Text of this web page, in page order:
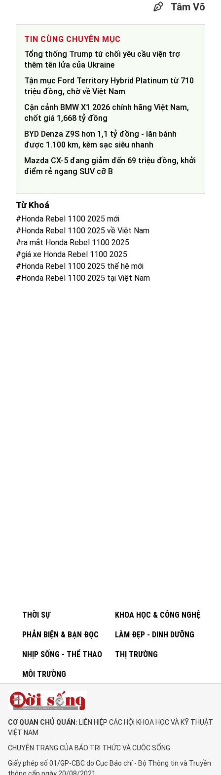
Tâm Võ
TIN CÙNG CHUYÊN MỤC
Tổng thống Trump từ chối yêu cầu viện trợ
thêm tên lửa của Ukraine
Tận mục Ford Territory Hybrid Platinum từ 710
triệu đồng, chờ về Việt Nam
Cận cảnh BMW X1 2026 chính hãng Việt Nam,
chốt giá 1,668 tỷ đồng
BYD Denza Z9S hơn 1,1 tỷ đồng - lăn bánh
được 1.100 km, kèm sạc siêu nhanh
Mazda CX-5 đang giảm đến 69 triệu đồng, khởi
điểm rẻ ngang SUV cỡ B
Từ Khoá
#Honda Rebel 1100 2025 mới
#Honda Rebel 1100 2025 về Việt Nam
#ra mắt Honda Rebel 1100 2025
#giá xe Honda Rebel 1100 2025
#Honda Rebel 1100 2025 thế hệ mới
#Honda Rebel 1100 2025 tại Việt Nam
THỜI SỰ KHOA HỌC & CÔNG NGHỆ
PHẢN BIỆN & BẠN ĐỌC LÀM ĐẸP - DINH DƯỠNG
NHỊP SỐNG - THỂ THAO THỊ TRƯỜNG
MÔI TRƯỜNG
CƠ QUAN CHỦ QUẢN: LIÊN HIỆP CÁC HỘI KHOA HỌC VÀ KỸ THUẬT
VIỆT NAM
CHUYÊN TRANG CỦA BÁO TRI THỨC VÀ CUỘC SỐNG
Giấy phép số 01/GP-CBC do Cục Báo chí - Bộ Thông tin và Truyền
thông cấp ngày 20/08/2021